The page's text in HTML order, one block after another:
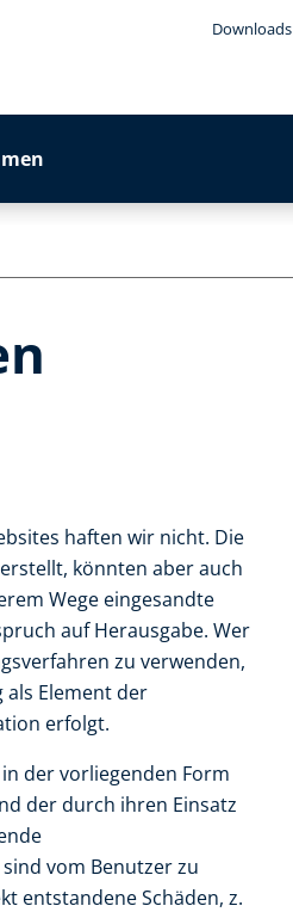
Downloads
haften wir nicht. Die
könnten aber auch
Wege eingesandte
auf Herausgabe. Wer
zu verwenden,
als Element der
erfolgt.
der vorliegenden Form
der durch ihren Einsatz
vom Benutzer zu
entstandene Schäden, z.